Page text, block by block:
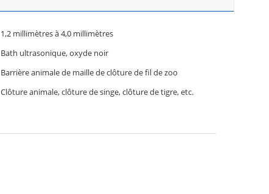
1,2 millimètres à 4,0 millimètres
Bath ultrasonique, oxyde noir
Barrière animale de maille de clôture de fil de zoo
Clôture animale, clôture de singe, clôture de tigre, etc.